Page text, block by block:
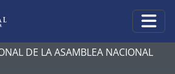
DE LA ASAMBLEA NACIONAL